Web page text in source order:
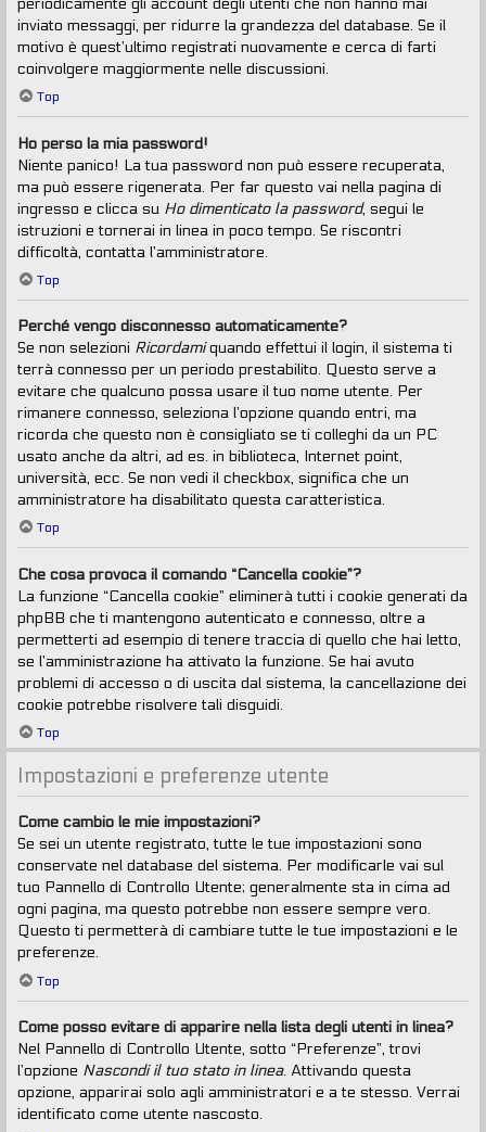
periodicamente gli account degli utenti che non hanno mai
inviato messaggi, per ridurre la grandezza del database. Se il
motivo è quest’ultimo registrati nuovamente e cerca di farti
coinvolgere maggiormente nelle discussioni.
Top
Ho perso la mia password!
Niente panico! La tua password non può essere recuperata,
ma può essere rigenerata. Per far questo vai nella pagina di
ingresso e clicca su Ho dimenticato la password, segui le
istruzioni e tornerai in linea in poco tempo. Se riscontri
difficoltà, contatta l’amministratore.
Top
Perché vengo disconnesso automaticamente?
Se non selezioni Ricordamiquando effettui il login, il sistema ti
terrà connesso per un periodo prestabilito. Questo serve a
evitare che qualcuno possa usare il tuo nome utente. Per
rimanere connesso, seleziona l’opzione quando entri, ma
ricorda che questo non è consigliato se ti colleghi da un PC
usato anche da altri, ad es. in biblioteca, Internet point,
università, ecc. Se non vedi il checkbox, significa che un
amministratore ha disabilitato questa caratteristica.
Top
Che cosa provoca il comando “Cancella cookie”?
La funzione “Cancella cookie” eliminerà tutti i cookie generati da
phpBB che ti mantengono autenticato e connesso, oltre a
permetterti ad esempio di tenere traccia di quello che hai letto,
se l’amministrazione ha attivato la funzione. Se hai avuto
problemi di accesso o di uscita dal sistema, la cancellazione dei
cookie potrebbe risolvere tali disguidi.
Top
Impostazioni e preferenze utente
Come cambio le mie impostazioni?
Se sei un utente registrato, tutte le tue impostazioni sono
conservate nel database del sistema. Per modificarle vai sul
tuo Pannello di Controllo Utente; generalmente sta in cima ad
ogni pagina, ma questo potrebbe non essere sempre vero.
Questo ti permetterà di cambiare tutte le tue impostazioni e le
preferenze.
Top
Come posso evitare di apparire nella lista degli utenti in linea?
Nel Pannello di Controllo Utente, sotto “Preferenze”, trovi
l’opzione Nascondi il tuo stato in linea. Attivando questa
opzione, apparirai solo agli amministratori e a te stesso. Verrai
identificato come utente nascosto.